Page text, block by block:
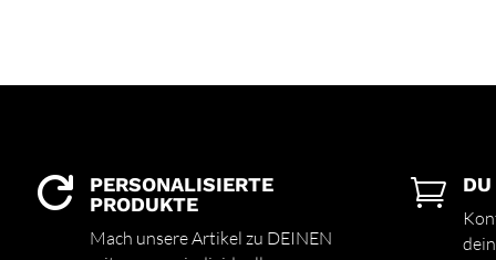

PERSONALISIERTE
PRODUKTE
Mach unsere Artikel zu DEINEN
